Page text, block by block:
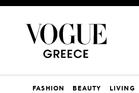
FASHION BEAUTY LIVING